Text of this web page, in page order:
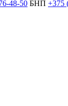
48-50 БНП +375